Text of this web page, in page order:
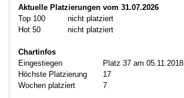
Aktuelle Platzierungen vom 31.07.2026
Top 100
nicht platziert
Hot 50
nicht platziert
Chartinfos
Eingestiegen
Platz 37 am 05.11.2018
Höchste Platzierung
17
Wochen platziert
7